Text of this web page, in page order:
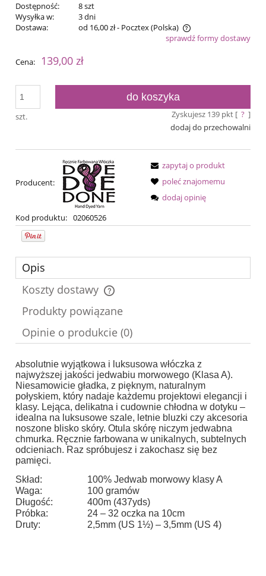
Dostępność:
8 szt
Wysyłka w:
3 dni
Dostawa:
od 16,00 zł- Pocztex(Polska)
Cena nie zawiera ewentualnych kosztów płatnościsprawdź formy dostawy
Cena: 139,00 zł
szt.
do koszyka
Zyskujesz 139pkt [ ? ]
dodaj do przechowalni
Producent:
Kod produktu: 02060526
zapytaj o produkt
poleć znajomemu
dodaj opinię
Opis
Koszty dostawy
Cena nie zawiera ewentualnych kosztów płatności
Produkty powiązane
Opinie o produkcie (0)
Absolutnie wyjątkowa i luksusowa włóczka z
najwyższej jakości jedwabiu morwowego (Klasa A).
Niesamowicie gładka, z pięknym, naturalnym
połyskiem, który nadaje każdemu projektowi elegancji i
klasy. Lejąca, delikatna i cudownie chłodna w dotyku –
idealna na luksusowe szale, letnie bluzki czy akcesoria
noszone blisko skóry. Otula skórę niczym jedwabna
chmurka. Ręcznie farbowana w unikalnych, subtelnych
odcieniach. Raz spróbujesz i zakochasz się bez
pamięci.
Skład:
100% Jedwab morwowy klasy A
Waga:
100 gramów
Długość:
400m (437yds)
Próbka:
24 – 32 oczka na 10cm
Druty:
2,5mm (US 1½) – 3,5mm (US 4)